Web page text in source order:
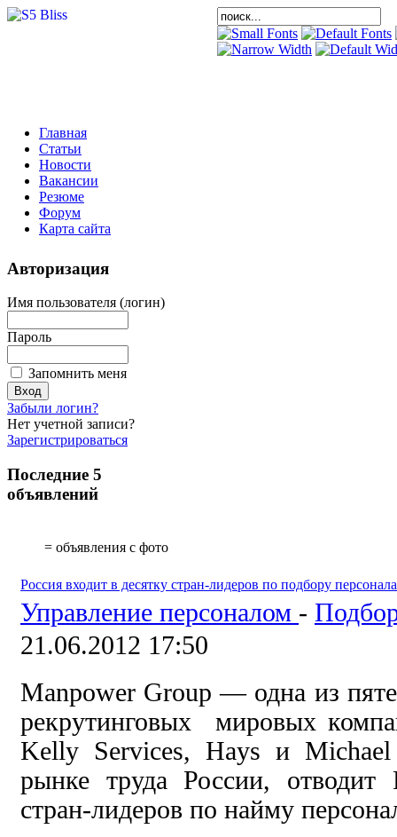
Главная
Статьи
Новости
Вакансии
Резюме
Форум
Карта сайта
Авторизация
Имя пользователя (логин)
Пароль
Запомнить меня
Забыли логин?
Нет учетной записи?
Зарегистрироваться
Последние 5
объявлений
= объявления с фото
Россия входит в десятку стран-лидеров по подбору персонала
Управление персоналом -
21.06.2012 17:50
Manpower Group — одна из
рекрутинговых мировых
Kelly Services, Hays и
рынке труда России, отводит
стран-лидеров по найму